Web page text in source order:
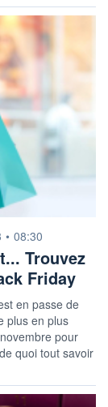
• 08:30
Trouvez
Friday
en passe de
plus en plus
pour
quoi tout savoir